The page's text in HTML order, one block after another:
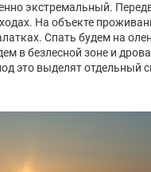
экстремальный.
На объекте
Спать будем на
в безлесной зоне и
это выделят отдельный